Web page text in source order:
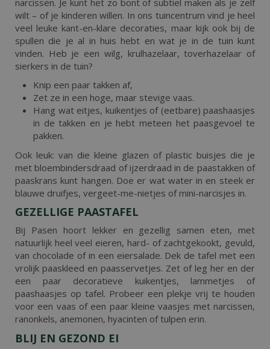
wilt – of je kinderen willen. In ons tuincentrum vind je heel
veel leuke kant-en-klare decoraties, maar kijk ook bij de
spullen die je al in huis hebt en wat je in de tuin kunt
vinden. Heb je een wilg, krulhazelaar, toverhazelaar of
sierkers in de tuin?
Knip een paar takken af,
Zet ze in een hoge, maar stevige vaas.
Hang wat eitjes, kuikentjes of (eetbare) paashaasjes
in de takken en je hebt meteen het paasgevoel te
pakken.
Ook leuk: van die kleine glazen of plastic buisjes die je
met bloembindersdraad of ijzerdraad in de paastakken of
paaskrans kunt hangen. Doe er wat water in en steek er
blauwe druifjes, vergeet-me-nietjes of mini-narcisjes in.
GEZELLIGE PAASTAFEL
Bij Pasen hoort lekker en gezellig samen eten, met
natuurlijk heel veel eieren, hard- of zachtgekookt, gevuld,
van chocolade of in een eiersalade. Dek de tafel met een
vrolijk paaskleed en paasservetjes. Zet of leg her en der
een paar decoratieve kuikentjes, lammetjes of
paashaasjes op tafel. Probeer een plekje vrij te houden
voor een vaas of een paar kleine vaasjes met narcissen,
ranonkels, anemonen, hyacinten of tulpen erin.
BLIJ EN GEZOND EI